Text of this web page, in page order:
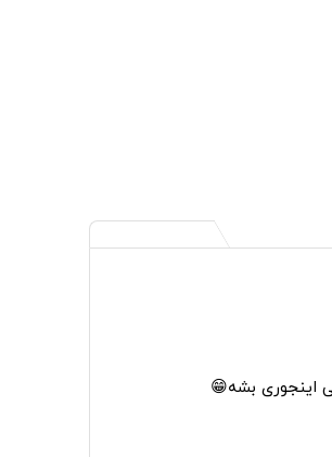
اینجوری بشه😁